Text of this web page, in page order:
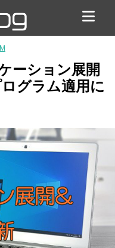
ーション展開
グラム適用に